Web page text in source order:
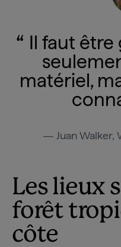
Il faut être
matériel,
Juan Walker,
Les lieux
forêt
côte